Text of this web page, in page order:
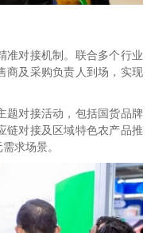
准对接机制。联合多个行业
商及采购负责人到场，实现
题对接活动，包括国货品牌
链对接及区域特色农产品推
求场景。